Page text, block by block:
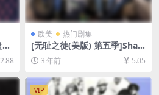
2.88
欧美 热门剧集
[无耻之徒(美版) 第五季]Sha
meless Season 5 (2015)[百
度网盘+夸克网盘1080P超清
载][MP4/33GB][中英字幕]
3 年前 5.05
VIP